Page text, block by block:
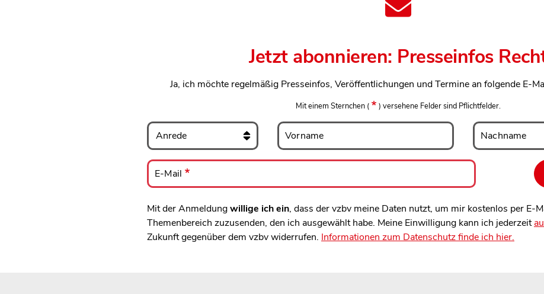
Jetzt abonnieren: Presseinfos
Ja, ich möchte regelmäßig Presseinfos, Veröffentlichungen und Termine an folgende E-
Mit einem Sternchen ( ) versehene Felder sind Pflichtfelder.
Anrede Vorname
Vorname
Nachname
Nachname
E-
Mail
E-Mail
Mit der Anmeldungwillige ich ein, dass der vzbv meine Daten nutzt, um mir kostenlos per E-
Themenbereich zuzusenden, den ich ausgewählt habe. Meine Einwilligung kann ich jederzeit
Zukunft gegenüber dem vzbv widerrufen. Informationen zum Datenschutz finde ich hier.